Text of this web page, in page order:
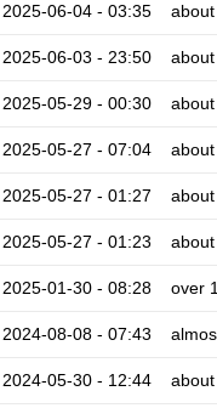
2025-06-04 - 03:35
2025-06-03 - 23:50
2025-05-29 - 00:30
2025-05-27 - 07:04
2025-05-27 - 01:27
2025-05-27 - 01:23
2025-01-30 - 08:28 over
2024-08-08 - 07:43
2024-05-30 - 12:44